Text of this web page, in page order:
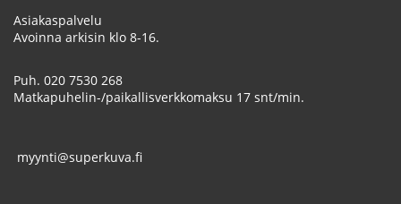
Asiakaspalvelu
Avoinna arkisin klo 8-16.
Puh. 020 7530 268
Matkapuhelin-/paikallisverkkomaksu 17 snt/min.
myynti@superkuva.fi